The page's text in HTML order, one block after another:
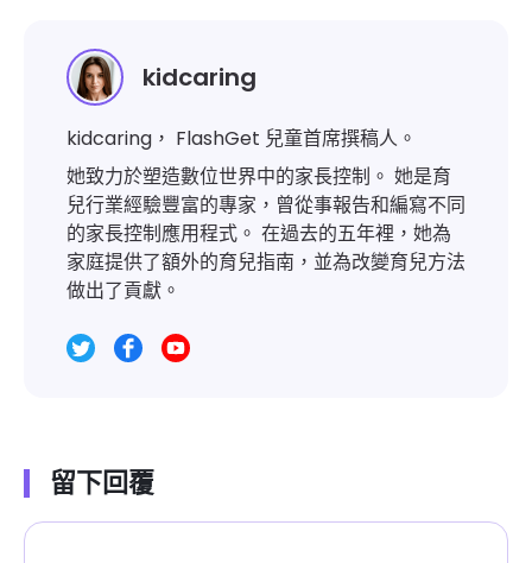
kidcaring
kidcaring， FlashGet 兒童首席撰稿人。
她致力於塑造數位世界中的家長控制。 她是育
兒行業經驗豐富的專家，曾從事報告和編寫不同
的家長控制應用程式。 在過去的五年裡，她為
家庭提供了額外的育兒指南，並為改變育兒方法
做出了貢獻。
留下回覆